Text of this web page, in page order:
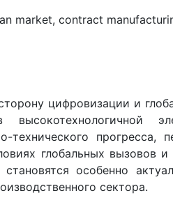
market, contract
цифровизации и
технического прогресса,
глобальных вызовов и
особенно
сектора.